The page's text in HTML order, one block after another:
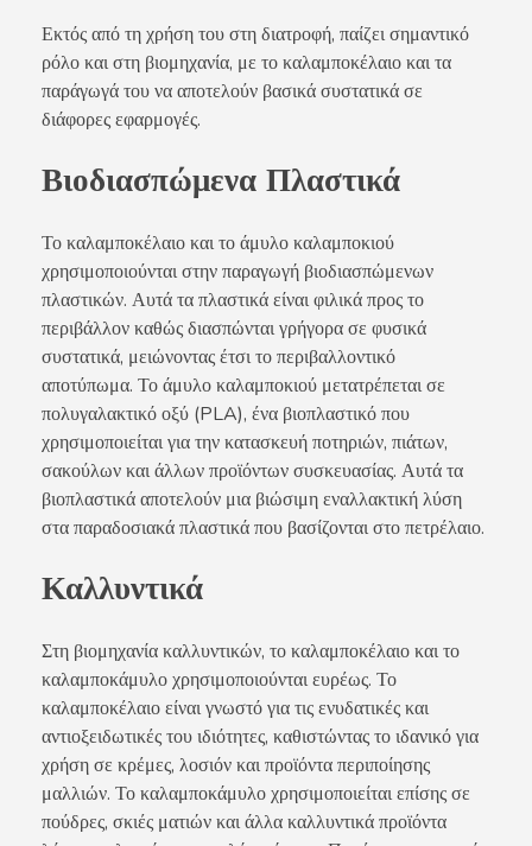
Εκτός από τη χρήση του στη διατροφή, παίζει σημαντικό
ρόλο και στη βιομηχανία, με το καλαμποκέλαιο και τα
παράγωγά του να αποτελούν βασικά συστατικά σε
διάφορες εφαρμογές.
Βιοδιασπώμενα Πλαστικά
Το καλαμποκέλαιο και το άμυλο καλαμποκιού
χρησιμοποιούνται στην παραγωγή βιοδιασπώμενων
πλαστικών. Αυτά τα πλαστικά είναι φιλικά προς το
περιβάλλον καθώς διασπώνται γρήγορα σε φυσικά
συστατικά, μειώνοντας έτσι το περιβαλλοντικό
αποτύπωμα. Το άμυλο καλαμποκιού μετατρέπεται σε
πολυγαλακτικό οξύ (PLA), ένα βιοπλαστικό που
χρησιμοποιείται για την κατασκευή ποτηριών, πιάτων,
σακούλων και άλλων προϊόντων συσκευασίας. Αυτά τα
βιοπλαστικά αποτελούν μια βιώσιμη εναλλακτική λύση
στα παραδοσιακά πλαστικά που βασίζονται στο πετρέλαιο.
Καλλυντικά
Στη βιομηχανία καλλυντικών, το καλαμποκέλαιο και το
καλαμποκάμυλο χρησιμοποιούνται ευρέως. Το
καλαμποκέλαιο είναι γνωστό για τις ενυδατικές και
αντιοξειδωτικές του ιδιότητες, καθιστώντας το ιδανικό για
χρήση σε κρέμες, λοσιόν και προϊόντα περιποίησης
μαλλιών. Το καλαμποκάμυλο χρησιμοποιείται επίσης σε
πούδρες, σκιές ματιών και άλλα καλλυντικά προϊόντα